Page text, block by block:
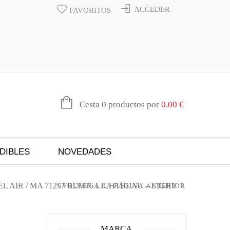
ACCEDER
FAVORITOS
Cesta 0 productos por 0.00 €
NOVEDADES
AIR / MA 71257 RLM76 LICHTBLAU – LIGHT
VOLVER A LA PÁGINA ANTERIOR